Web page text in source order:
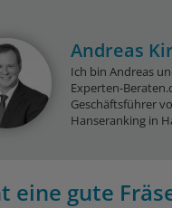
Andreas
Ich bin Andreas
Experten-
Geschäftsführer
Hanseranking in
eine gute